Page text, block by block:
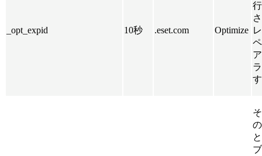
_opt_expid 10秒 .eset.com Optimize